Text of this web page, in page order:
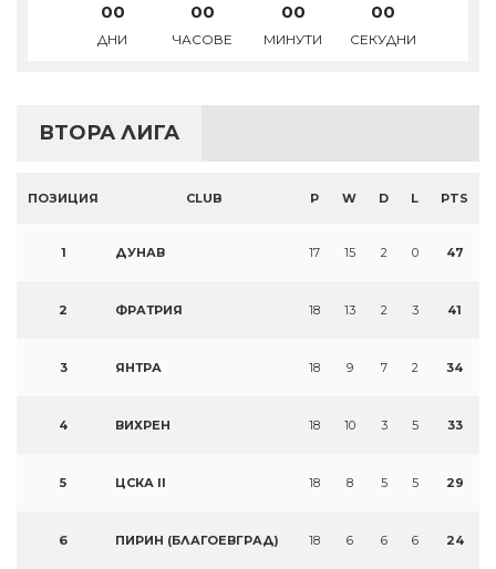
00
ДНИ
00
ЧАСОВЕ
00
МИНУТИ
00
СЕКУДНИ
ВТОРА ЛИГА
ПОЗИЦИЯ CLUB P W D L PTS
1 ДУНАВ 17 15 2 0 47
2 ФРАТРИЯ 18 13 2 3 41
3 ЯНТРА 18 9 7 2 34
4 ВИХРЕН 18 10 3 5 33
5 ЦСКА II 18 8 5 5 29
6 ПИРИН (БЛАГОЕВГРАД) 18 6 6 6 24